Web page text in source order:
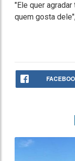
"Ele quer
quem gosta